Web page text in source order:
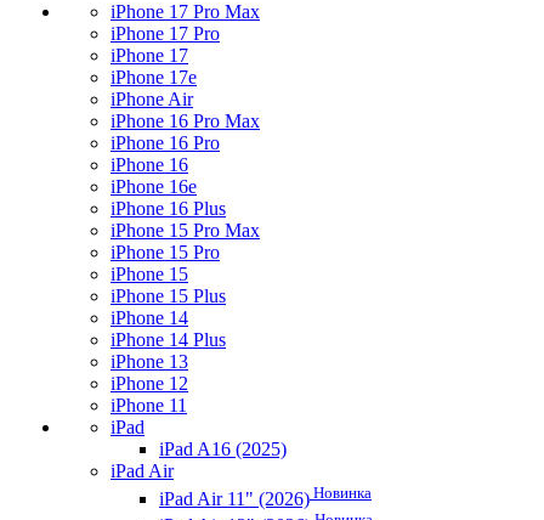
iPhone 17 Pro Max
iPhone 17 Pro
iPhone 17
iPhone 17e
iPhone Air
iPhone 16 Pro Max
iPhone 16 Pro
iPhone 16
iPhone 16e
iPhone 16 Plus
iPhone 15 Pro Max
iPhone 15 Pro
iPhone 15
iPhone 15 Plus
iPhone 14
iPhone 14 Plus
iPhone 13
iPhone 12
iPhone 11
iPad
iPad A16 (2025)
iPad Air
iPad Air 11" (2026) Новинка